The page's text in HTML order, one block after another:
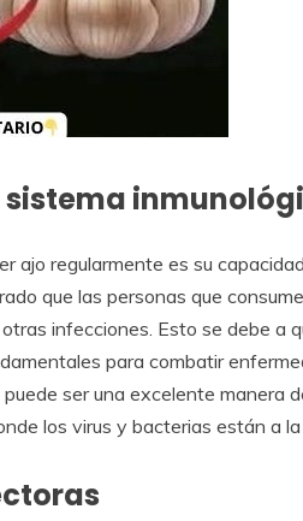
sistema
ajo regularmente es su
que las personas que
infecciones. Esto se debe a
para combatir
ser una excelente manera
los virus y bacterias están a la